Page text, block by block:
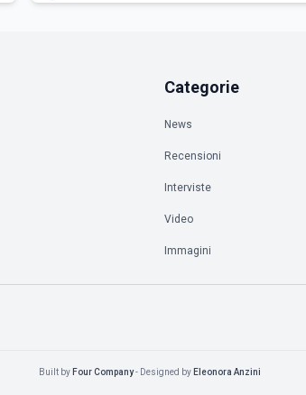
Categorie
News
Recensioni
Interviste
Video
Immagini
Built by Four Company- Designed by Eleonora Anzini